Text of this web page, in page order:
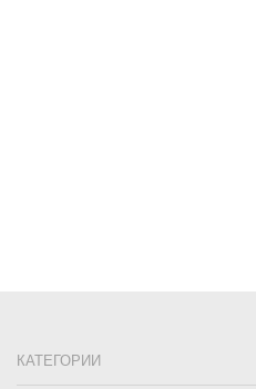
КАТЕГОРИИ